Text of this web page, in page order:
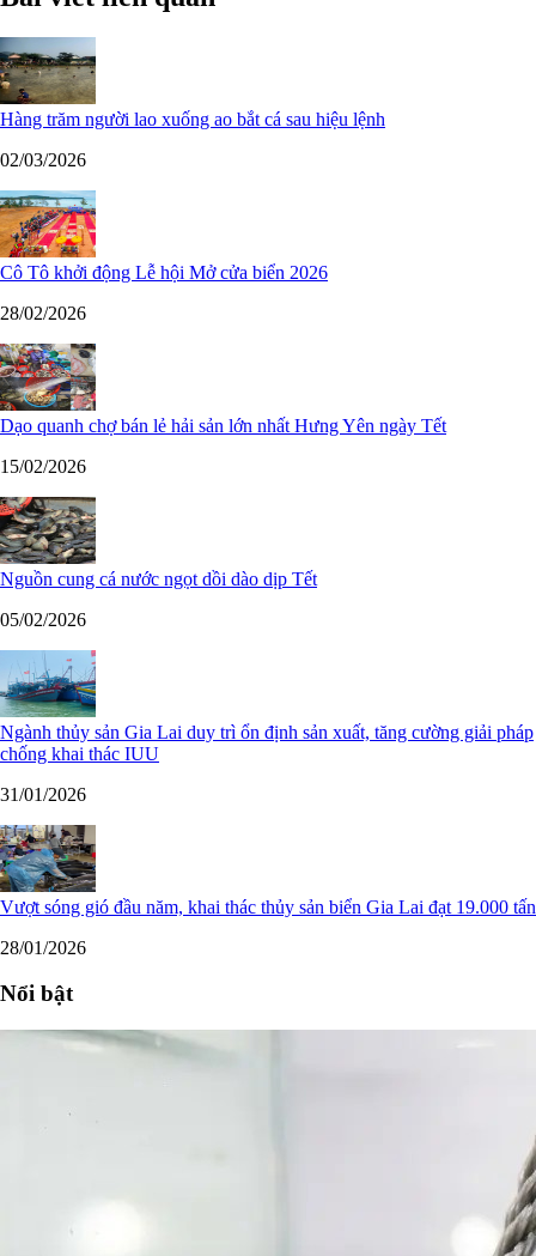
Hàng trăm người lao xuống ao bắt cá sau hiệu lệnh
02/03/2026
Cô Tô khởi động Lễ hội Mở cửa biển 2026
28/02/2026
Dạo quanh chợ bán lẻ hải sản lớn nhất Hưng Yên ngày Tết
15/02/2026
Nguồn cung cá nước ngọt dồi dào dịp Tết
05/02/2026
Ngành thủy sản Gia Lai duy trì ổn định sản xuất, tăng cường giải pháp
chống khai thác IUU
31/01/2026
Vượt sóng gió đầu năm, khai thác thủy sản biển Gia Lai đạt 19.000 tấn
28/01/2026
Nổi bật